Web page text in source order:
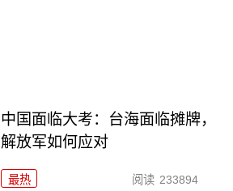
中国面临大考：台海面临摊牌，
解放军如何应对
最热 阅读 233894